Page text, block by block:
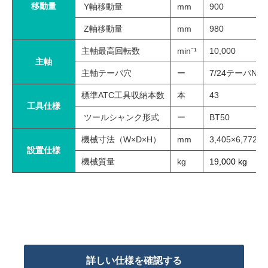
移動量 Y軸移動量 mm 900
Z軸移動量 mm 980
主軸
主軸最高回転数 min⁻¹ 10,000
主軸テーパ穴 ー 7/24テーパ
工具仕様
標準ATC工具収納本数 本 43
ツールシャンク形式 ー BT50
設置仕様
機械寸法（W×D×H） mm
機械質量 kg 19,000 kg
詳しい仕様を確認する